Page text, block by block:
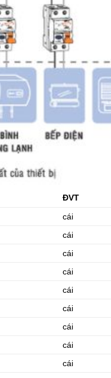
ĐVT
cái
cái
cái
cái
cái
cái
cái
cái
cái